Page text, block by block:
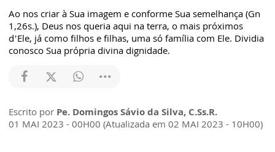
Ao nos criar à Sua imagem e conforme Sua semelhança (Gn
1,26s.), Deus nos queria aqui na terra, o mais próximos
d’Ele, já como filhos e filhas, uma só família com Ele. Dividia
conosco Sua própria divina dignidade.
Escrito por Pe. Domingos Sávio da Silva, C.Ss.R.
01 MAI 2023 - 00H00 (Atualizada em 02 MAI 2023 - 10H00)